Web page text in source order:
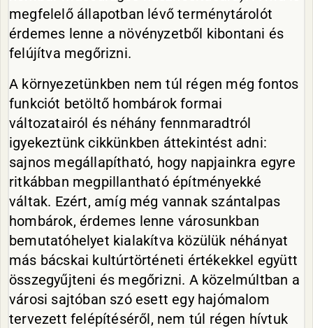
megfelelő állapotban lévő terménytárolót
érdemes lenne a növényzetből kibontani és
felújítva megőrizni.
A környezetünkben nem túl régen még fontos
funkciót betöltő hombárok formai
változatairól és néhány fennmaradtról
igyekeztünk cikkünkben áttekintést adni:
sajnos megállapítható, hogy napjainkra egyre
ritkábban megpillantható építményekké
váltak. Ezért, amíg még vannak szántalpas
hombárok, érdemes lenne városunkban
bemutatóhelyet kialakítva közülük néhányat
más bácskai kultúrtörténeti értékekkel együtt
összegyűjteni és megőrizni. A közelmúltban a
városi sajtóban szó esett egy hajómalom
tervezett felépítéséről, nem túl régen hívtuk